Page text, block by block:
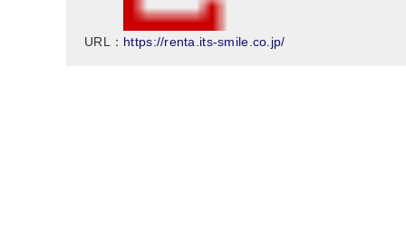
URL： https://renta.its-smile.co.jp/